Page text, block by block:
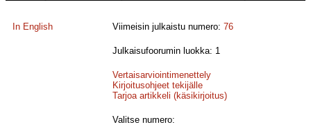
In English Viimeisin julkaistu numero:76
Julkaisufoorumin luokka: 1
Vertaisarviointimenettely
Kirjoitusohjeet tekijälle
Tarjoa artikkeli (käsikirjoitus)
Valitse numero: